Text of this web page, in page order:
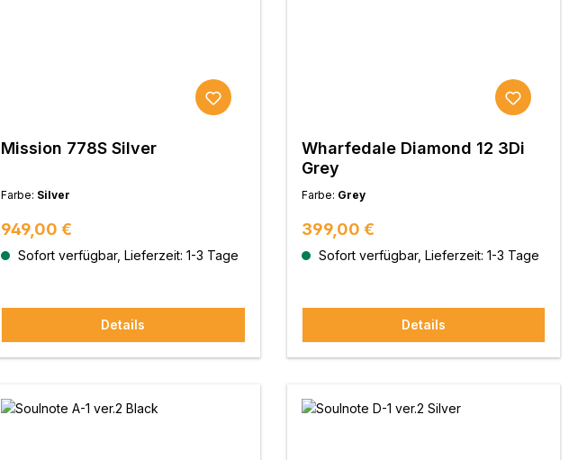
Mission 778S Silver
Farbe: Silver
Regulärer Preis:
949,00 €
Sofort verfügbar, Lieferzeit: 1-3 Tage
Details
Wharfedale Diamond 12 3Di
Grey
Farbe: Grey
Regulärer Preis:
399,00 €
Sofort verfügbar, Lieferzeit: 1-3 Tage
Details